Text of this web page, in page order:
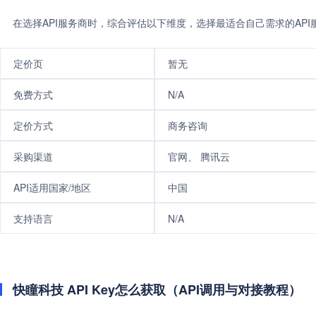
在选择API服务商时，综合评估以下维度，选择最适合自己需求的
定价页 暂无
免费方式 N/A
定价方式 商务咨询
采购渠道 官网、 腾讯云
API适用国家/地区 中国
支持语言 N/A
快瞳科技 API Key怎么获取（API调用与对接教程）